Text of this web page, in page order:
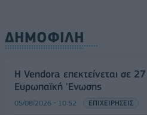
ΔΗΜΟΦΙΛΗ
Η Vendora επεκτείνεται σε
Ευρωπαϊκή 'Ενωσης
05/08/2026 - 10:52 ΕΠΙΧΕΙΡΗΣΕΙΣ